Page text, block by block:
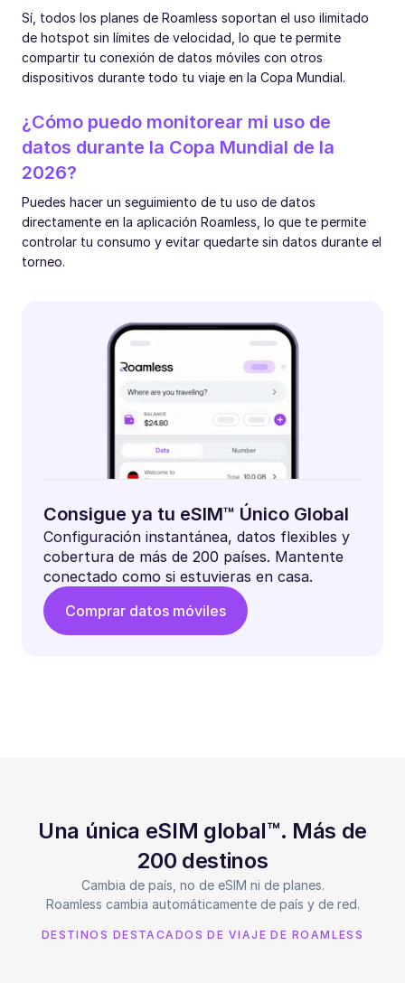
Sí, todos los planes de Roamless soportan el uso ilimitado
de hotspot sin límites de velocidad, lo que te permite
compartir tu conexión de datos móviles con otros
dispositivos durante todo tu viaje en la Copa Mundial.
¿Cómo puedo monitorear mi uso de
datos durante la Copa Mundial de la
2026?
Puedes hacer un seguimiento de tu uso de datos
directamente en la aplicación Roamless, lo que te permite
controlar tu consumo y evitar quedarte sin datos durante el
torneo.
Consigue ya tu eSIM™ Único Global
Configuración instantánea, datos flexibles y
cobertura de más de 200 países. Mantente
conectado como si estuvieras en casa.
Comprar datos móviles
Una única eSIM global™. Más de
200 destinos
Cambia de país, no de eSIM ni de planes.
Roamless cambia automáticamente de país y de red.
DESTINOS DESTACADOS DE VIAJE DE ROAMLESS